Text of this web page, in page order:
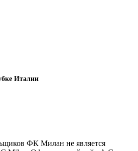
Италии
ФК Милан не является